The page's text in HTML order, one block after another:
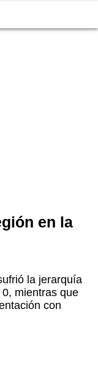
en la
la jerarquía
mientras que
con